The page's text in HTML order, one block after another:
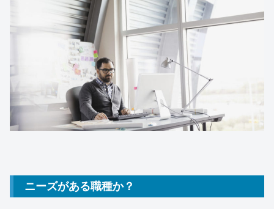
ニーズがある職種か？